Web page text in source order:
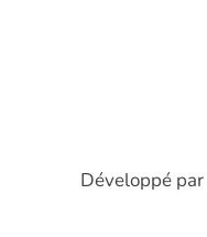
Développé par